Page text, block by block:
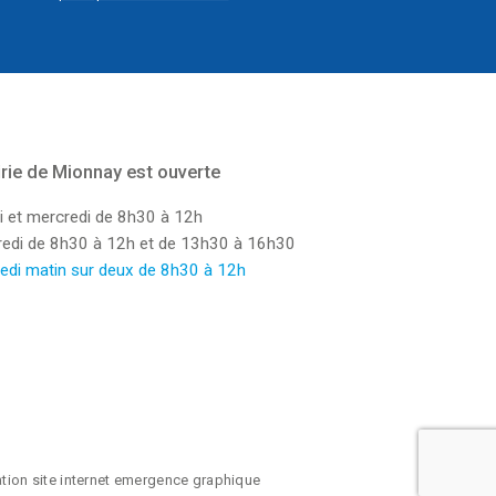
de Mionnay est ouverte
et mercredi de 8h30 à 12h
de 8h30 à 12h et de 13h30 à 16h30
matin sur deux de 8h30 à 12h
site internet emergence graphique